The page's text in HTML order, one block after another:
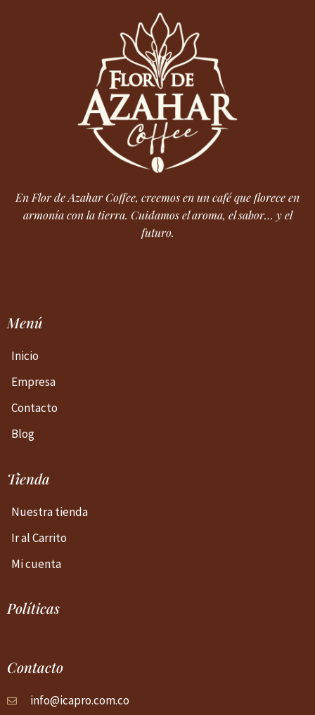
En Flor de Azahar Coffee, creemos en un café que florece en
armonía con la tierra. Cuidamos el aroma, el sabor… y el
futuro.
Menú
Inicio
Empresa
Contacto
Blog
Tienda
Nuestra tienda
Ir al Carrito
Mi cuenta
Políticas
Contacto
info@icapro.com.co